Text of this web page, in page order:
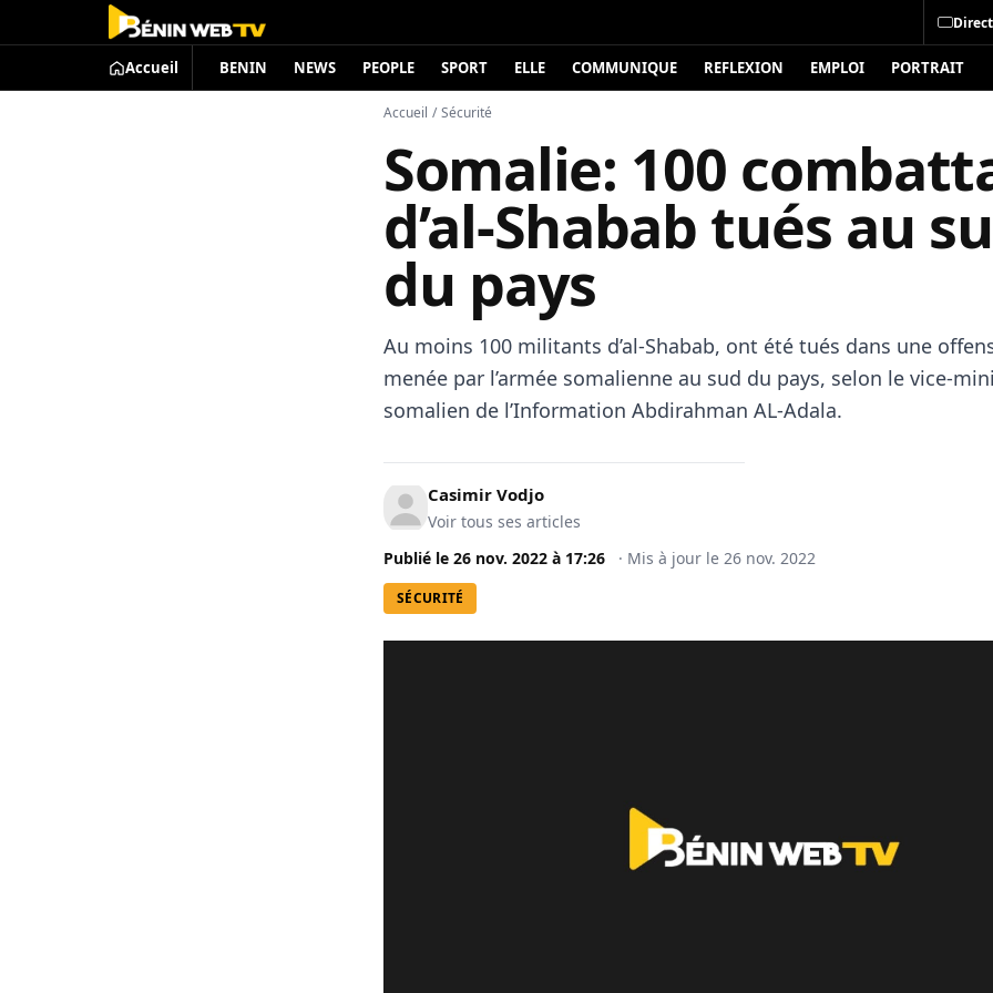
Accueil BENIN NEWS PEOPLE SPORT ELLE COMMUNIQUE REFLEXION EMPLOI PORTRAIT
Accueil / Sécurité
Somalie: 100
d’al-Shabab tués au
du pays
Au moins 100 militants d’al-Shabab, ont été tués dans une
menée par l’armée somalienne au sud du pays, selon le vice-
somalien de l’Information Abdirahman AL-Adala.
Casimir Vodjo
Voir tous ses articles
Publié le 26 nov. 2022 à 17:26 · Mis à jour le 26 nov. 2022
SÉCURITÉ